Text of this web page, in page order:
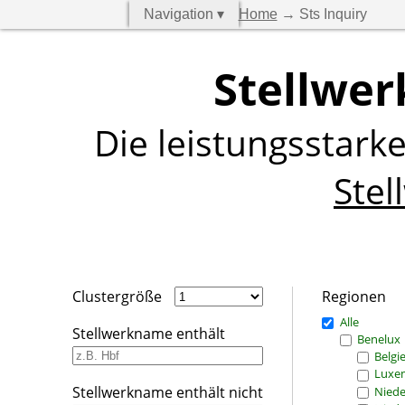
Navigation ▾ Home→ Sts Inquiry
Die
Clustergröße
Stellwerkname enthält
Stellwerkname enthält nicht
Regionen
Alle
Benelux